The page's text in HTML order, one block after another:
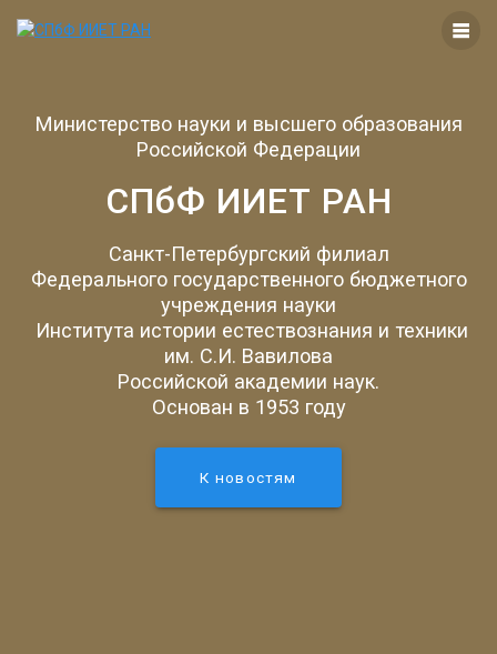
Министерство науки и высшего образования
Российской Федерации
СПбФ ИИЕТ РАН
Санкт-Петербургский филиал
Федерального государственного бюджетного
учреждения науки
Института истории естествознания и техники
им. С.И. Вавилова
Российской академии наук.
Основан в 1953 году
К новостям